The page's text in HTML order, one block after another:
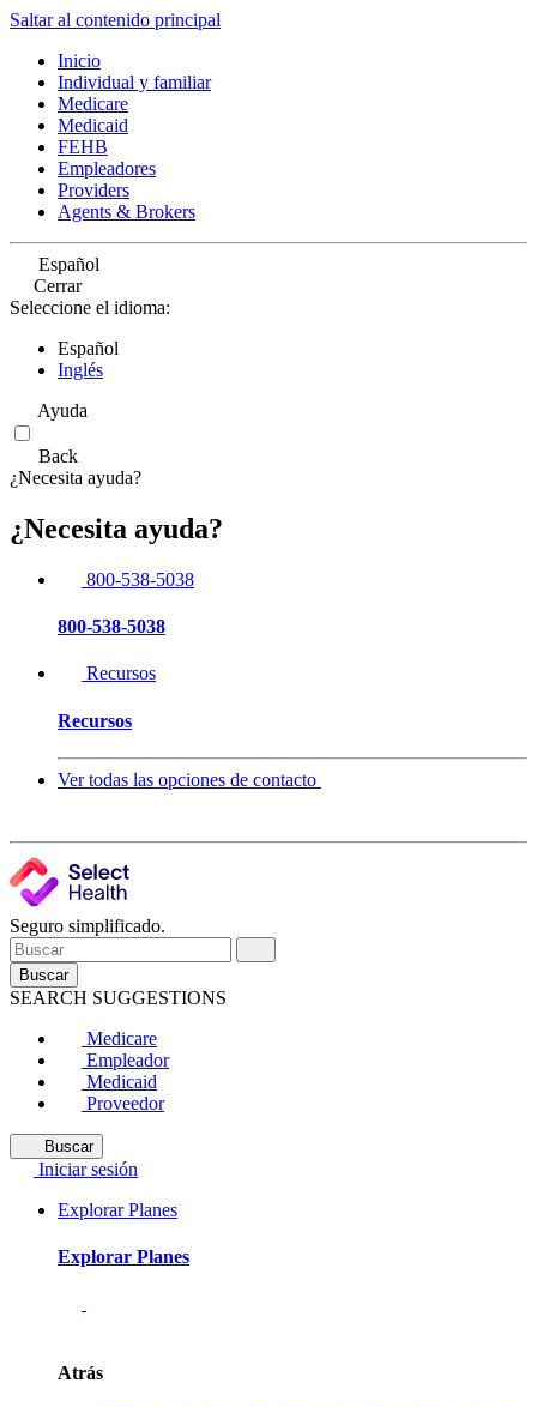
Saltar al contenido principal
Inicio
Individual y familiar
Medicare
Medicaid
FEHB
Empleadores
Providers
Agents & Brokers
Español
Cerrar
Seleccione el idioma:
Español
Inglés
Ayuda
Back
¿Necesita ayuda?
¿Necesita ayuda?
800-538-5038
800-538-5038
Recursos
Recursos
Ver todas las opciones de contacto
Seguro simplificado.
Buscar
SEARCH SUGGESTIONS
Medicare
Empleador
Medicaid
Proveedor
Buscar
Iniciar sesión
Explorar Planes
Explorar Planes
Atrás